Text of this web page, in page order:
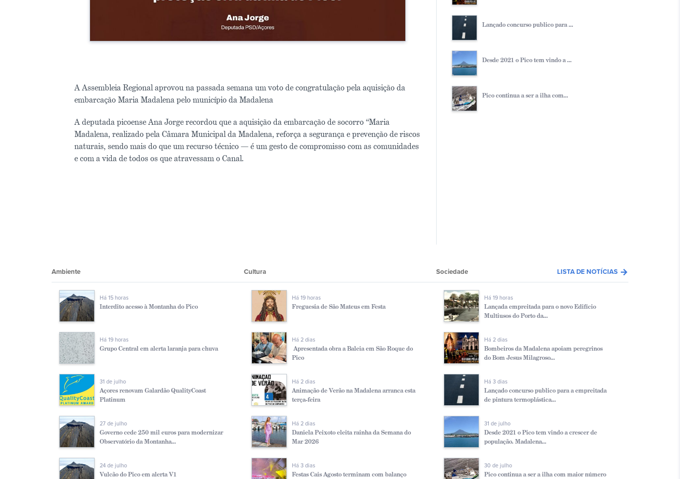
A Assembleia Regional aprovou na passada semana um voto de congratulação pela aquisição da
embarcação Maria Madalena pelo município da Madalena
A deputada picoense Ana Jorge recordou que a aquisição da embarcação de socorro “Maria
Madalena, realizado pela Câmara Municipal da Madalena, reforça a segurança e prevenção de riscos
naturais, sendo mais do que um recurso técnico — é um gesto de compromisso com as comunidades
e com a vida de todos os que atravessam o Canal.
Lançado concurso publico para ...
Desde 2021 o Pico tem vindo a ...
Pico continua a ser a ilha com...
Ambiente Cultura Sociedade LISTA DE NOTÍCIAS arrow_forward
Há 15 horas
Interdito acesso à Montanha do Pico
Há 19 horas
Grupo Central em alerta laranja para chuva
31 de julho
Açores renovam Galardão QualityCoast
Platinum
27 de julho
Governo cede 250 mil euros para modernizar
Observatório da Montanha...
24 de julho
Vulcão do Pico em alerta V1
Há 19 horas
Freguesia de São Mateus em Festa
Há 2 dias
Apresentada obra a Baleia em São Roque do
Pico
Há 2 dias
Animação de Verão na Madalena arranca esta
terça-feira
Há 2 dias
Daniela Peixoto eleita rainha da Semana do
Mar 2026
Há 3 dias
Festas Cais Agosto terminam com balanço
Há 19 horas
Lançada empreitada para o novo Edifício
Multiusos do Porto da...
Há 2 dias
Bombeiros da Madalena apoiam peregrinos
do Bom Jesus Milagroso...
Há 3 dias
Lançado concurso publico para a empreitada
de pintura termoplástica...
31 de julho
Desde 2021 o Pico tem vindo a crescer de
população. Madalena...
30 de julho
Pico continua a ser a ilha com maior número